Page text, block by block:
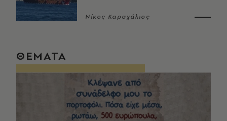
Νίκος Καραχάλιος
ΘΕΜΑΤΑ